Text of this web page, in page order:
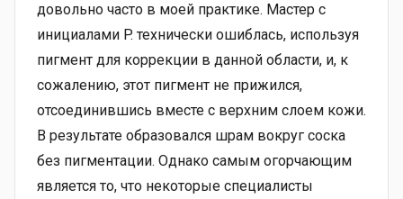
довольно часто в моей практике. Мастер с
инициалами P. технически ошиблась, используя
пигмент для коррекции в данной области, и, к
сожалению, этот пигмент не прижился,
отсоединившись вместе с верхним слоем кожи.
В результате образовался шрам вокруг соска
без пигментации. Однако самым огорчающим
является то, что некоторые специалисты